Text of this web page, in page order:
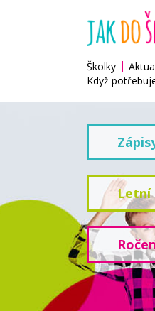
Školky
Když
Letní